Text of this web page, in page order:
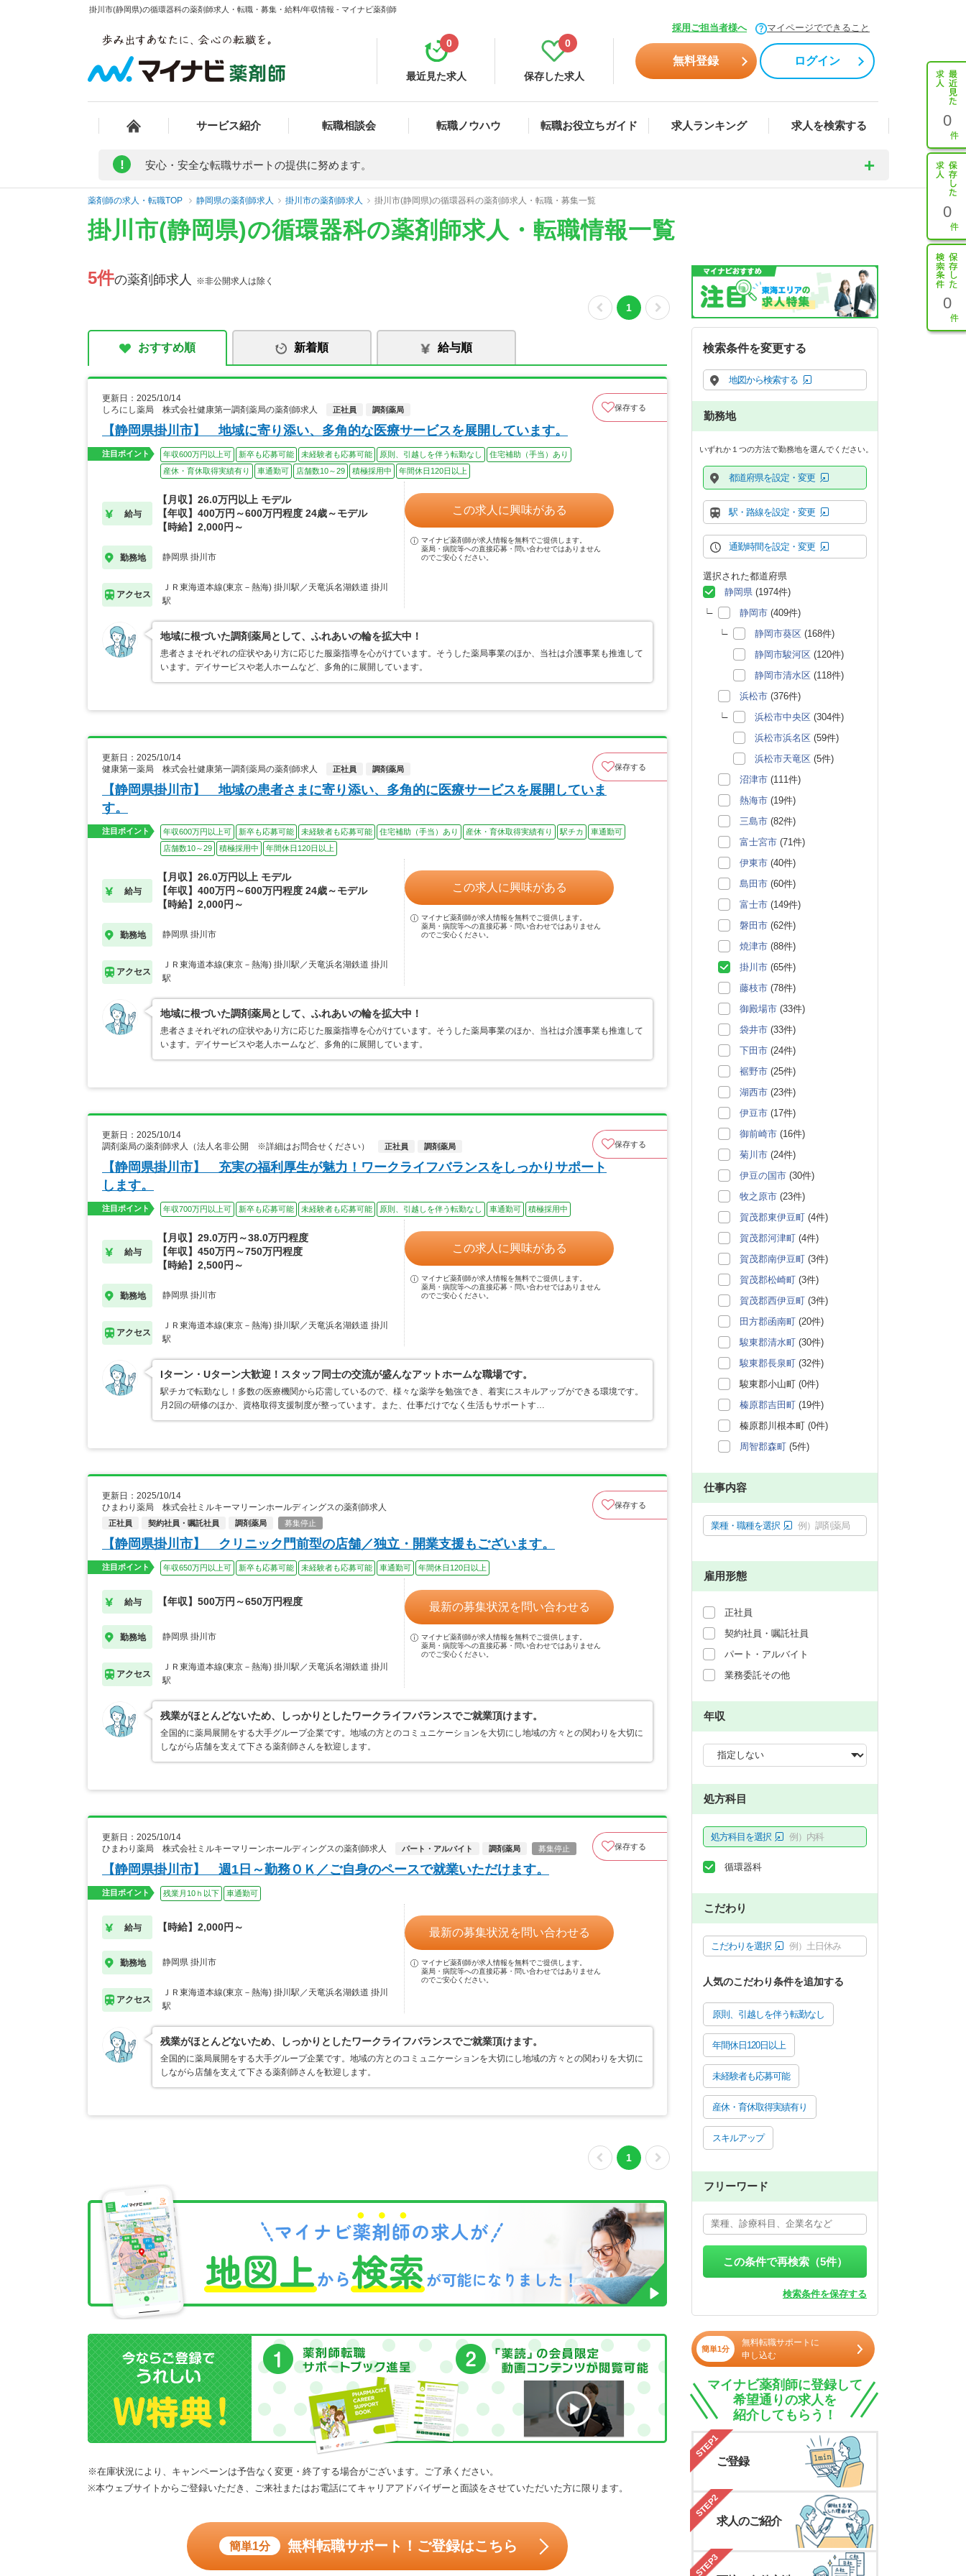
掛川市(静岡県)の循環器科の薬剤師求人・転職・募集・給料/年収情報 - マイナビ薬剤師
採用ご担当者様へ マイページでできること
最近見た求人
0
保存した求人
0
無料登録 ログイン
サービス紹介 転職相談会 転職ノウハウ 転職お役立ちガイド 求人ランキング 求人を検索する 0
0
0
! 安心・安全な転職サポートの提供に努めます。
薬剤師の求人・転職TOP 静岡県の薬剤師求人 掛川市の薬剤師求人 掛川市(静岡県)の循環器科の薬剤師求人・転職・募集一覧
掛川市(静岡県)の循環器科の薬剤師求人・転職情報一覧
5件の薬剤師求人 ※非公開求人は除く
1
おすすめ順 新着順 給与順
更新日：2025/10/14
しろにし薬局 株式会社健康第一調剤薬局の薬剤師求人
正社員 調剤薬局 保存する
【静岡県掛川市】 地域に寄り添い、多角的な医療サービスを展開しています。
注目ポイント 年収600万円以上可 新卒も応募可能 未経験者も応募可能 原則、引越しを伴う転勤なし
住宅補助（手当）あり
産休・育休取得実績有り
車通勤可 店舗数10～29 積極採用中 年間休日120日以上
給与
【月収】26.0万円以上 モデル
【年収】400万円～600万円程度 24歳～モデル
【時給】2,000円～
勤務地 静岡県 掛川市
アクセス
ＪＲ東海道本線(東京－熱海) 掛川駅／天竜浜名湖鉄道 掛川
駅
この求人に興味がある
マイナビ薬剤師が求人情報を無料でご提供します。
薬局・病院等への直接応募・問い合わせではありません
のでご安心ください。
地域に根づいた調剤薬局として、ふれあいの輪を拡大中！
患者さまそれぞれの症状やあり方に応じた服薬指導を心がけています。そうした薬局事業のほか、当社は介護事業も推進して
います。デイサービスや老人ホームなど、多角的に展開しています。
更新日：2025/10/14
健康第一薬局 株式会社健康第一調剤薬局の薬剤師求人
正社員 調剤薬局 保存する
【静岡県掛川市】 地域の患者さまに寄り添い、多角的に医療サービスを展開していま
す。
注目ポイント 年収600万円以上可 新卒も応募可能 未経験者も応募可能 住宅補助（手当）あり 産休・育休取得実績有り 駅チカ
車通勤可
店舗数10～29
積極採用中 年間休日120日以上
給与
【月収】26.0万円以上 モデル
【年収】400万円～600万円程度 24歳～モデル
【時給】2,000円～
勤務地 静岡県 掛川市
アクセス
ＪＲ東海道本線(東京－熱海) 掛川駅／天竜浜名湖鉄道 掛川
駅
この求人に興味がある
マイナビ薬剤師が求人情報を無料でご提供します。
薬局・病院等への直接応募・問い合わせではありません
のでご安心ください。
地域に根づいた調剤薬局として、ふれあいの輪を拡大中！
患者さまそれぞれの症状やあり方に応じた服薬指導を心がけています。そうした薬局事業のほか、当社は介護事業も推進して
います。デイサービスや老人ホームなど、多角的に展開しています。
更新日：2025/10/14
調剤薬局の薬剤師求人（法人名非公開 ※詳細はお問合せください）
正社員 調剤薬局 保存する
【静岡県掛川市】 充実の福利厚生が魅力！ワークライフバランスをしっかりサポート
します。
注目ポイント 年収700万円以上可 新卒も応募可能 未経験者も応募可能 原則、引越しを伴う転勤なし 車通勤可 積極採用中
給与
【月収】29.0万円～38.0万円程度
【年収】450万円～750万円程度
【時給】2,500円～
勤務地 静岡県 掛川市
アクセス
ＪＲ東海道本線(東京－熱海) 掛川駅／天竜浜名湖鉄道 掛川
駅
この求人に興味がある
マイナビ薬剤師が求人情報を無料でご提供します。
薬局・病院等への直接応募・問い合わせではありません
のでご安心ください。
Iターン・Uターン大歓迎！スタッフ同士の交流が盛んなアットホームな職場です。
駅チカで転勤なし！多数の医療機関から応需しているので、様々な薬学を勉強でき、着実にスキルアップができる環境です。
月2回の研修のほか、資格取得支援制度が整っています。また、仕事だけでなく生活もサポートす…
更新日：2025/10/14
ひまわり薬局 株式会社ミルキーマリーンホールディングスの薬剤師求人
正社員 契約社員・嘱託社員 調剤薬局 募集停止
保存する
【静岡県掛川市】 クリニック門前型の店舗／独立・開業支援もございます。
注目ポイント 年収650万円以上可 新卒も応募可能 未経験者も応募可能 車通勤可 年間休日120日以上
給与 【年収】500万円～650万円程度
勤務地 静岡県 掛川市
アクセス
ＪＲ東海道本線(東京－熱海) 掛川駅／天竜浜名湖鉄道 掛川
駅
最新の募集状況を問い合わせる
マイナビ薬剤師が求人情報を無料でご提供します。
薬局・病院等への直接応募・問い合わせではありません
のでご安心ください。
残業がほとんどないため、しっかりとしたワークライフバランスでご就業頂けます。
全国的に薬局展開をする大手グループ企業です。地域の方とのコミュニケーションを大切にし地域の方々との関わりを大切に
しながら店舗を支えて下さる薬剤師さんを歓迎します。
更新日：2025/10/14
ひまわり薬局 株式会社ミルキーマリーンホールディングスの薬剤師求人
パート・アルバイト 調剤薬局 募集停止 保存する
【静岡県掛川市】 週1日～勤務ＯＫ／ご自身のペースで就業いただけます。
注目ポイント 残業月10ｈ以下 車通勤可
給与 【時給】2,000円～
勤務地 静岡県 掛川市
アクセス
ＪＲ東海道本線(東京－熱海) 掛川駅／天竜浜名湖鉄道 掛川
駅
最新の募集状況を問い合わせる
マイナビ薬剤師が求人情報を無料でご提供します。
薬局・病院等への直接応募・問い合わせではありません
のでご安心ください。
残業がほとんどないため、しっかりとしたワークライフバランスでご就業頂けます。
全国的に薬局展開をする大手グループ企業です。地域の方とのコミュニケーションを大切にし地域の方々との関わりを大切に
しながら店舗を支えて下さる薬剤師さんを歓迎します。
1
※在庫状況により、キャンペーンは予告なく変更・終了する場合がございます。ご了承ください。
※本ウェブサイトからご登録いただき、ご来社またはお電話にてキャリアアドバイザーと面談をさせていただいた方に限ります。
簡単1分 無料転職サポート！ご登録はこちら
検索条件を変更する
地図から検索する
勤務地
いずれか１つの方法で勤務地を選んでください。
都道府県を設定・変更
駅・路線を設定・変更
通勤時間を設定・変更
選択された都道府県
静岡県 (1974件)
静岡市 (409件)
静岡市葵区 (168件)
静岡市駿河区 (120件)
静岡市清水区 (118件)
浜松市 (376件)
浜松市中央区 (304件)
浜松市浜名区 (59件)
浜松市天竜区 (5件)
沼津市 (111件)
熱海市 (19件)
三島市 (82件)
富士宮市 (71件)
伊東市 (40件)
島田市 (60件)
富士市 (149件)
磐田市 (62件)
焼津市 (88件)
掛川市 (65件)
藤枝市 (78件)
御殿場市 (33件)
袋井市 (33件)
下田市 (24件)
裾野市 (25件)
湖西市 (23件)
伊豆市 (17件)
御前崎市 (16件)
菊川市 (24件)
伊豆の国市 (30件)
牧之原市 (23件)
賀茂郡東伊豆町 (4件)
賀茂郡河津町 (4件)
賀茂郡南伊豆町 (3件)
賀茂郡松崎町 (3件)
賀茂郡西伊豆町 (3件)
田方郡函南町 (20件)
駿東郡清水町 (30件)
駿東郡長泉町 (32件)
駿東郡小山町 (0件)
榛原郡吉田町 (19件)
榛原郡川根本町 (0件)
周智郡森町 (5件)
仕事内容
業種・職種を選択 例）調剤薬局
雇用形態
正社員
契約社員・嘱託社員
パート・アルバイト
業務委託その他
年収
処方科目
処方科目を選択 例）内科
循環器科
こだわり
こだわりを選択 例）土日休み
人気のこだわり条件を追加する
原則、引越しを伴う転勤なし
年間休日120日以上
未経験者も応募可能
産休・育休取得実績有り
スキルアップ
フリーワード
この条件で再検索（5件）
検索条件を保存する
簡単1分
無料転職サポートに
申し込む
マイナビ薬剤師に登録して
希望通りの求人を
紹介してもらう！
STEP1
ご登録
STEP2
求人のご紹介
STEP3